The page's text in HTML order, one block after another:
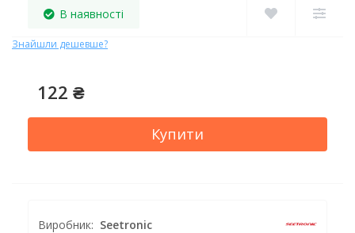
В наявності
Знайшли дешевше?
122 ₴
Купити
Виробник: Seetronic